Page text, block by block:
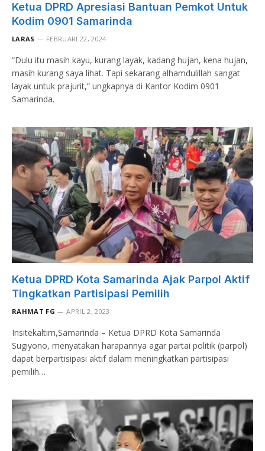
Ketua DPRD Apresiasi Bantuan Pemkot Untuk
Kodim 0901 Samarinda
LARAS FEBRUARI 22, 2024
“Dulu itu masih kayu, kurang layak, kadang hujan, kena hujan,
masih kurang saya lihat. Tapi sekarang alhamdulillah sangat
layak untuk prajurit,” ungkapnya di Kantor Kodim 0901
Samarinda.
Ketua DPRD Kota Samarinda Ajak Parpol Aktif
Tingkatkan Partisipasi Pemilih
RAHMAT FG APRIL 2, 2023
Insitekaltim,Samarinda – Ketua DPRD Kota Samarinda
Sugiyono, menyatakan harapannya agar partai politik (parpol)
dapat berpartisipasi aktif dalam meningkatkan partisipasi
pemilih…